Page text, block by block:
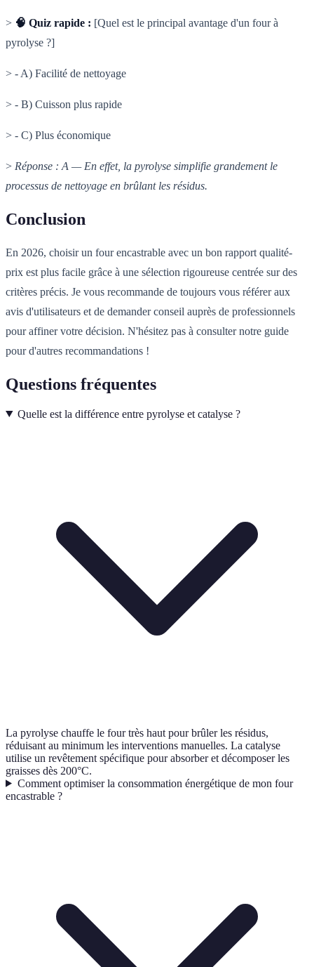
> 🧠 Quiz rapide : [Quel est le principal avantage d'un four à
pyrolyse ?]
> - A) Facilité de nettoyage
> - B) Cuisson plus rapide
> - C) Plus économique
> Réponse : A — En effet, la pyrolyse simplifie grandement le
processus de nettoyage en brûlant les résidus.
Conclusion
En 2026, choisir un four encastrable avec un bon rapport qualité-
prix est plus facile grâce à une sélection rigoureuse centrée sur des
critères précis. Je vous recommande de toujours vous référer aux
avis d'utilisateurs et de demander conseil auprès de professionnels
pour affiner votre décision. N'hésitez pas à consulter notre guide
pour d'autres recommandations !
Questions fréquentes
Quelle est la différence entre pyrolyse et catalyse ?
La pyrolyse chauffe le four très haut pour brûler les résidus,
réduisant au minimum les interventions manuelles. La catalyse
utilise un revêtement spécifique pour absorber et décomposer les
graisses dès 200°C.
Comment optimiser la consommation énergétique de mon four
encastrable ?